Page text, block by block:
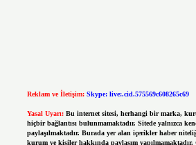
Reklam ve İletişim: Skype: live:.cid.575569c608265c69
Yasal Uyarı: Bu internet sitesi, herhangi bir marka,
hiçbir bağlantısı bulunmamaktadır. Sitede yalnızca
paylaşılmaktadır. Burada yer alan içerikler haber
kurum ve kişiler hakkında paylaşım